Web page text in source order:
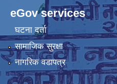
eGov services
घटना दर्ता
सामाजिक सुरक्षा
नागरिक वडापत्र